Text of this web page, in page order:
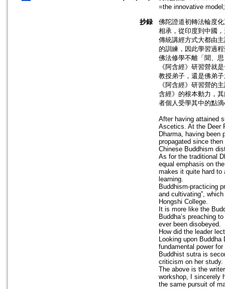
=the innovative
抄録
佛陀證道初轉法輪度
相承，從印度到中國
傳統講經方式大都由
的訓練，因此學習過
佛法修學不離「聞、
《阿含經》研習營就
教授弟子，還是佛弟
《阿含經》研習營的
含經》的根本動力，
者個人受學其中的點
After having attained
Ascetics. At the Deer
Dharma, having
propagated since
Chinese Buddhism
As for the traditional
equal emphasis on
makes it quite hard to
learning.
Buddhism-practicing
and cultivating”,
Hongshi College.
It is more like the
Buddha’s preaching
ever been disobeyed.
How did the leader
Looking upon
fundamental power
Buddhist sutra is
criticism on her study.
The above is the
workshop, I sincerely
the same pursuit of